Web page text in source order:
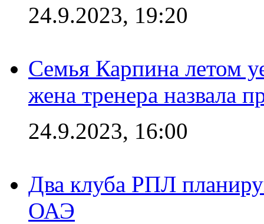
24.9.2023, 19:20
Семья Карпина летом
жена тренера назвала
24.9.2023, 16:00
Два клуба РПЛ
ОАЭ